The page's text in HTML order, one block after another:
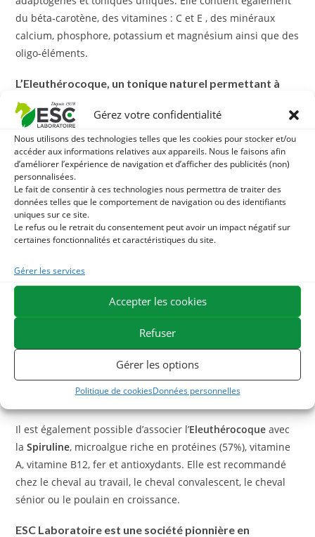
Gérez votre confidentialité
Nous utilisons des technologies telles que les cookies pour stocker et/ou
accéder aux informations relatives aux appareils. Nous le faisons afin
d’améliorer l’expérience de navigation et d’afficher des publicités (non)
personnalisées.
Le fait de consentir à ces technologies nous permettra de traiter des
données telles que le comportement de navigation ou des identifiants
uniques sur ce site.
Le refus ou le retrait du consentement peut avoir un impact négatif sur
certaines fonctionnalités et caractéristiques du site.
Gérer les services
Accepter les cookies
Refuser
Gérer les options
Politique de cookiesDonnées personnelles
du béta-carotène, des vitamines : C et E , des minéraux
calcium, phosphore, potassium et magnésium ainsi que des
oligo-éléments.
L’Eleuthérocoque, un tonique naturel permettant à
Véritable stimulant énergétique, l’
en cas de fatigue physique et nerveuse, d’entrainement
intensif, de changement d’environnement, de
convalescence, etc. Cette plante participe également au
soutien du système immunitaire.
Avec quoi associer l’Eleuthérocoque ?
l’Eleuthérocoque
recommandée notamment lors de coups de froid ou en
période à risque.
. Cet aliment complémentaire conditionné
sous forme de seringue est facile d’utilisation et agit
Il est également possible d’associer l’Eleuthérocoque avec
laSpiruline, microalgue riche en protéines (57%), vitamine
A, vitamine B12, fer et antioxydants. Elle est recommandé
chez le cheval au travail, le cheval convalescent, le cheval
sénior ou le poulain en croissance.
ESC Laboratoire est une société pionnière en